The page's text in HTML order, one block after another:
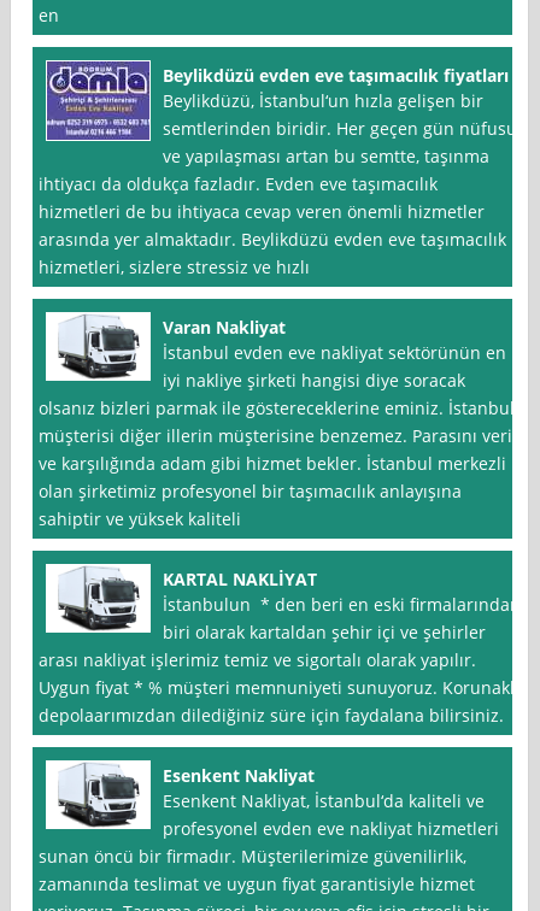
en
Beylikdüzü evden eve taşımacılık fiyatları
Beylikdüzü, İstanbul‘un hızla gelişen bir
semtlerinden biridir. Her geçen gün nüfusu
ve yapılaşması artan bu semtte, taşınma
ihtiyacı da oldukça fazladır. Evden eve taşımacılık
hizmetleri de bu ihtiyaca cevap veren önemli hizmetler
arasında yer almaktadır. Beylikdüzü evden eve taşımacılık
hizmetleri, sizlere stressiz ve hızlı
Varan Nakliyat
İstanbul evden eve nakliyat sektörünün en
iyi nakliye şirketi hangisi diye soracak
olsanız bizleri parmak ile göstereceklerine eminiz. İstanbul
müşterisi diğer illerin müşterisine benzemez. Parasını verir
ve karşılığında adam gibi hizmet bekler. İstanbul merkezli
olan şirketimiz profesyonel bir taşımacılık anlayışına
sahiptir ve yüksek kaliteli
KARTAL NAKLİYAT
İstanbulun * den beri en eski firmalarından
biri olarak kartaldan şehir içi ve şehirler
arası nakliyat işlerimiz temiz ve sigortalı olarak yapılır.
Uygun fiyat * % müşteri memnuniyeti sunuyoruz. Korunaklı
depolaarımızdan dilediğiniz süre için faydalana bilirsiniz.
Esenkent Nakliyat
Esenkent Nakliyat, İstanbul‘da kaliteli ve
profesyonel evden eve nakliyat hizmetleri
sunan öncü bir firmadır. Müşterilerimize güvenilirlik,
zamanında teslimat ve uygun fiyat garantisiyle hizmet